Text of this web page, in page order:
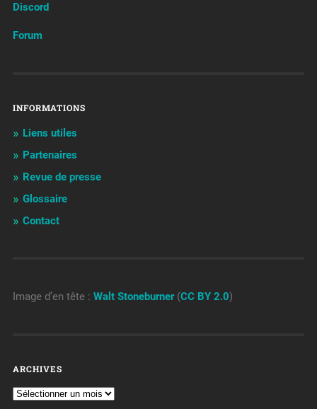
Discord
Forum
INFORMATIONS
Liens utiles
Partenaires
Revue de presse
Glossaire
Contact
Image d’en tête : Walt Stoneburner(CC BY 2.0)
ARCHIVES